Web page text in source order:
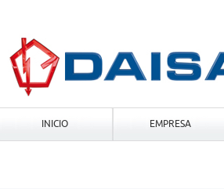
INICIO EMPRESA